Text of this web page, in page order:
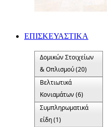
ΕΠΙΣΚΕΥΑΣΤΙΚΑ
Δομικών Στοιχείων
& Οπλισμού (20)
Βελτιωτικά
Κονιαμάτων (6)
Συμπληρωματικά
είδη (1)